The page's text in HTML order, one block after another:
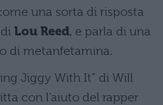
una sorta di risposta
Lou Reed, e parla di una
di metanfetamina.
Jiggy With It” di Will
con l’aiuto del rapper